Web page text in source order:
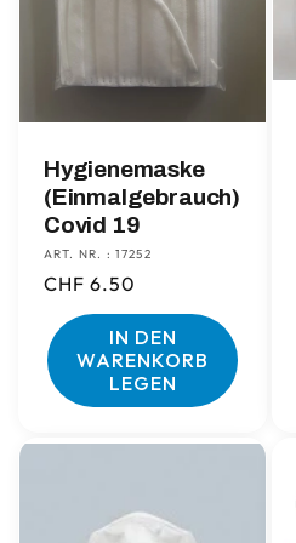
Hygienemaske
(Einmalgebrauch)
Covid 19
ART. NR. : 17252
Normaler
Preis
CHF 6.50
IN DEN
WARENKORB
LEGEN